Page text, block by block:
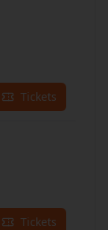
Tickets
Tickets